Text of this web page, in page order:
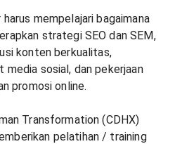
mempelajari bagaimana
strategi SEO dan SEM,
konten berkualitas,
sosial, dan pekerjaan
promosi online.
Transformation (CDHX)
pelatihan / training